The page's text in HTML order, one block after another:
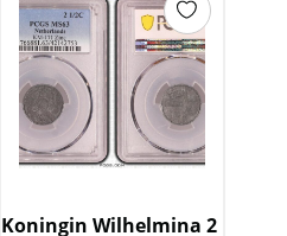
Koningin Wilhelmina 2